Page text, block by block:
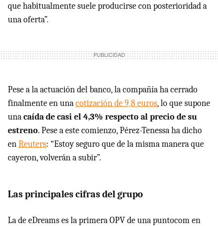
que habitualmente suele producirse con posterioridad a
una oferta”.
Pese a la actuación del banco, la compañía ha cerrado
finalmente en unacotización de 9,8 euros, lo que supone
unacaída de casi el 4,3% respecto al precio de su
estreno. Pese a este comienzo, Pérez-Tenessa ha dicho
enReuters: “Estoy seguro que de la misma manera que
cayeron, volverán a subir”.
Las principales cifras del grupo
La de eDreams es la primera OPV de una puntocom en